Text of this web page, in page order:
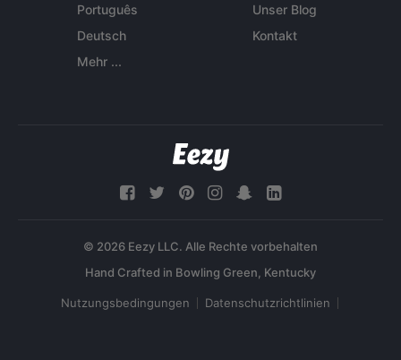
Português
Deutsch
Mehr ...
Unser Blog
Kontakt
© 2026 Eezy LLC. Alle Rechte vorbehalten
Nutzungsbedingungen Datenschutzrichtlinien